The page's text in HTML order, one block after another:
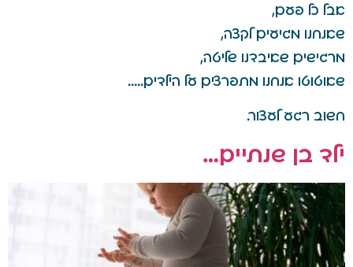
אבל כל פעם,
שאנחנו מגיעים לקצה,
מרגישים שאיבדנו שליטה,
שאוטוטו אנחנו מתפרצים על הילדים…..
חשוב רגע לעצור.
ילד בן שנתיים…